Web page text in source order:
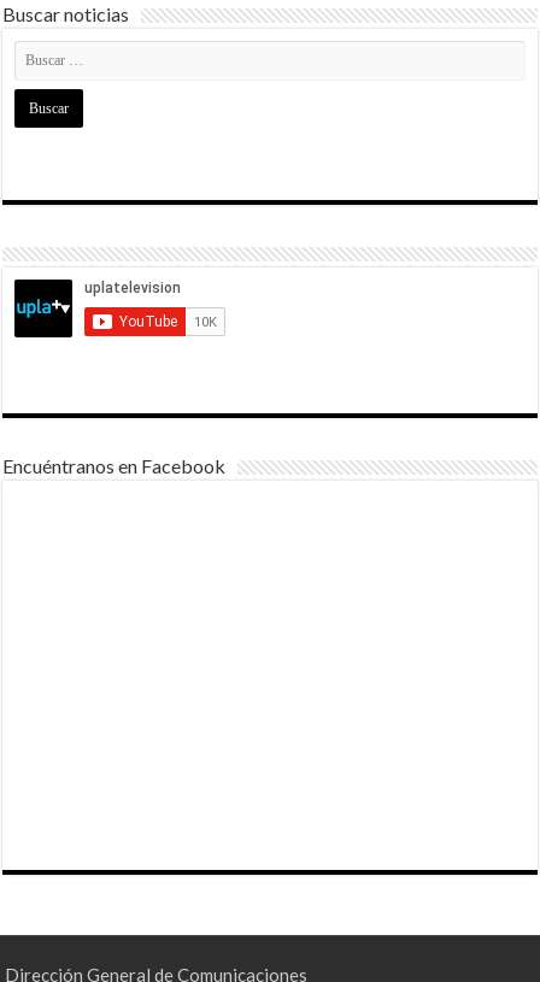
Buscar noticias
Encuéntranos en Facebook
Dirección General de Comunicaciones